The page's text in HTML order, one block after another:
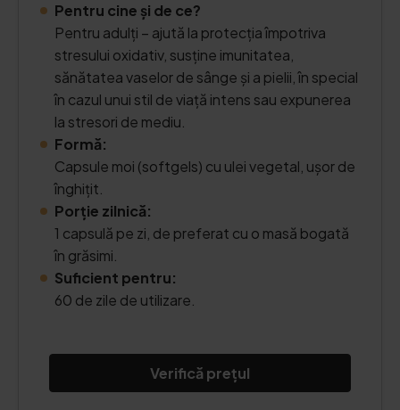
Pentru cine și de ce?
Pentru adulți – ajută la protecția împotriva
stresului oxidativ, susține imunitatea,
sănătatea vaselor de sânge și a pielii, în special
în cazul unui stil de viață intens sau expunerea
la stresori de mediu.
Formă:
Capsule moi (softgels) cu ulei vegetal, ușor de
înghițit.
Porție zilnică:
1 capsulă pe zi, de preferat cu o masă bogată
în grăsimi.
Suficient pentru:
60 de zile de utilizare.
Verifică prețul